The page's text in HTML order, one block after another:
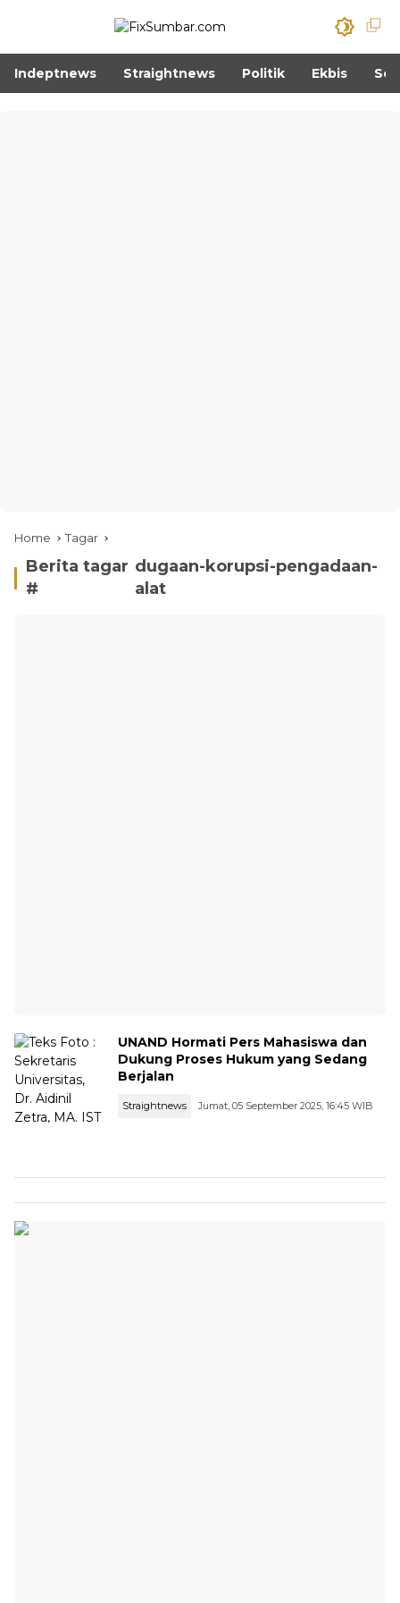
Indeptnews Straightnews Politik Ekbis
Home Tagar
Berita tagar
#
dugaan-korupsi-pengadaan-
alat
UNAND Hormati Pers Mahasiswa dan
Dukung Proses Hukum yang Sedang
Berjalan
Straightnews Jumat, 05 September 2025, 16:45 WIB